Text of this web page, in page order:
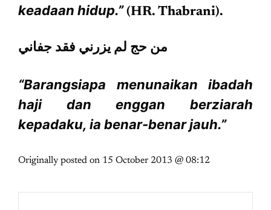
keadaan hidup.” (HR. Thabrani).
من حج لم يزرني فقد جفاني
“Barangsiapa menunaikan ibadah
haji dan enggan berziarah
kepadaku, ia benar-benar jauh.”
Originally posted on 15 October 2013 @ 08:12